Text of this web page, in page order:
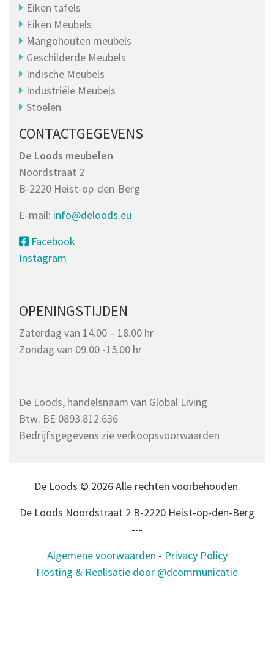
Eiken tafels
Eiken Meubels
Mangohouten meubels
Geschilderde Meubels
Indische Meubels
Industriële Meubels
Stoelen
CONTACTGEGEVENS
De Loods meubelen
Noordstraat 2
B-2220 Heist-op-den-Berg
E-mail: info@deloods.eu
Facebook
Instagram
OPENINGSTIJDEN
Zaterdag van 14.00 – 18.00 hr
Zondag van 09.00 -15.00 hr
De Loods, handelsnaam van Global Living
Btw: BE 0893.812.636
Bedrijfsgegevens zie verkoopsvoorwaarden
De Loods © 2026 Alle rechten voorbehouden.
De Loods Noordstraat 2 B-2220 Heist-op-den-Berg
---
Algemene voorwaarden - Privacy Policy
Hosting & Realisatie door @dcommunicatie